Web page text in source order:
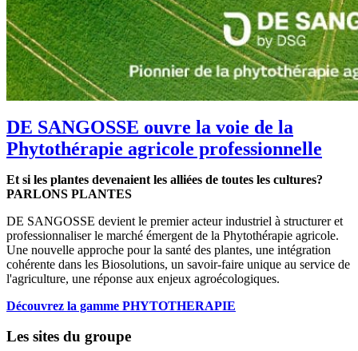
DE SANGOSSE ouvre la voie de la
Phytothérapie agricole professionnelle
Et si les plantes devenaient les alliées de toutes les cultures?
PARLONS PLANTES
DE SANGOSSE devient le premier acteur industriel à structurer et
professionnaliser le marché émergent de la Phytothérapie agricole.
Une nouvelle approche pour la santé des plantes, une intégration
cohérente dans les Biosolutions, un savoir-faire unique au service de
l'agriculture, une réponse aux enjeux agroécologiques.
Découvrez la gamme PHYTOTHERAPIE
Les sites du groupe